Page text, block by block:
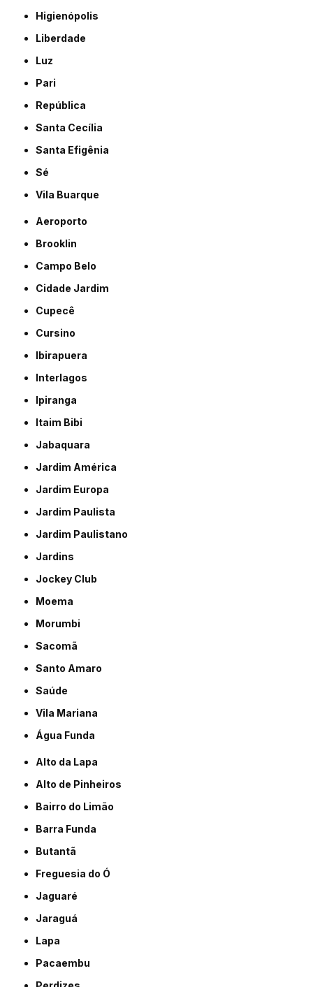
Higienópolis
Liberdade
Luz
Pari
República
Santa Cecília
Santa Efigênia
Sé
Vila Buarque
Aeroporto
Brooklin
Campo Belo
Cidade Jardim
Cupecê
Cursino
Ibirapuera
Interlagos
Ipiranga
Itaim Bibi
Jabaquara
Jardim América
Jardim Europa
Jardim Paulista
Jardim Paulistano
Jardins
Jockey Club
Moema
Morumbi
Sacomã
Santo Amaro
Saúde
Vila Mariana
Água Funda
Alto da Lapa
Alto de Pinheiros
Bairro do Limão
Barra Funda
Butantã
Freguesia do Ó
Jaguaré
Jaraguá
Lapa
Pacaembu